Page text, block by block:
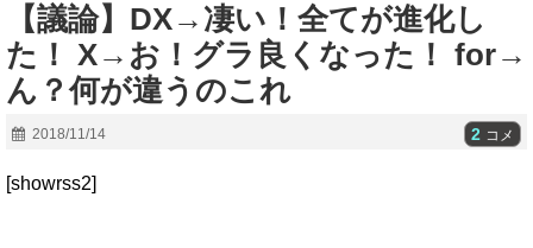
【議論】DX→凄い！全てが進化し
た！ X→お！グラ良くなった！ for→
ん？何が違うのこれ
2018/11/14 2 コメ
[showrss2]